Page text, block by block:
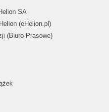
SA
(eHelion.pl)
(Biuro Prasowe)